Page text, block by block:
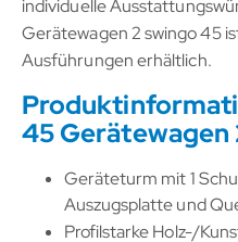
individuelle
Gerätewagen 2 swingo 45
Ausführungen erhältlich.
45 Gerätewagen
Geräteturm mit 1
Auszugsplatte und
Profilstarke Holz-/